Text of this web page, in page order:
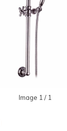
Image 1 / 1